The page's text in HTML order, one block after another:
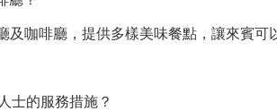
及咖啡廳，提供多樣美味餐點，讓來賓可
士的服務措施？